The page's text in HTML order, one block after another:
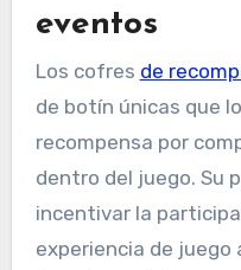
eventos
Los cofres de
de botín únicas que
recompensa por
dentro del juego. Su
incentivar la
experiencia de juego